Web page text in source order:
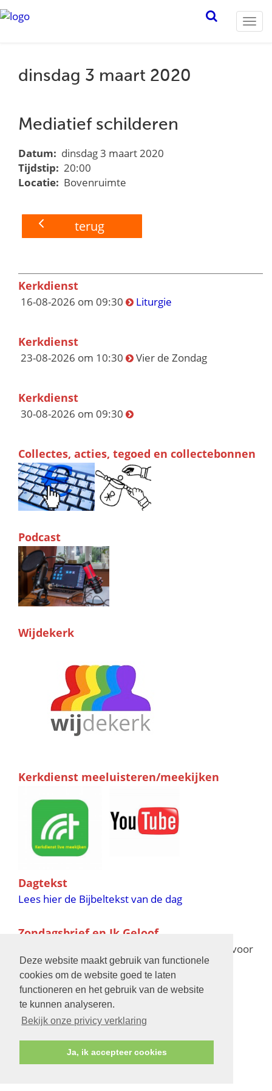
Deze website maakt gebruik van functionele
cookies om de website goed te laten
functioneren en het gebruik van de website
te kunnen analyseren.
Bekijk onze privicy verklaring
Ja, ik accepteer cookies
dinsdag 3 maart 2020
Mediatief schilderen
Datum: dinsdag 3 maart 2020
Tijdstip: 20:00
Locatie: Bovenruimte
terug
Kerkdienst
16-08-2026 om 09:30 Liturgie
Kerkdienst
23-08-2026 om 10:30 Vier de Zondag
Kerkdienst
30-08-2026 om 09:30
Collectes, acties, tegoed en collectebonnen
Podcast
Wijdekerk
Kerkdienst meeluisteren/meekijken
Dagtekst
Lees hier de Bijbeltekst van de dag
Zondagsbrief en Ik Geloof
voor
de verschijningsdata in 2025 en 2026
Bijbelschool